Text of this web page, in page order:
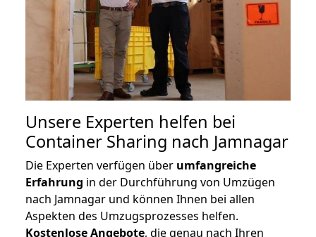
Unsere Experten helfen bei
Container Sharing nach Jamnagar
Die Experten verfügen über umfangreiche
Erfahrung in der Durchführung von Umzügen
nach Jamnagar und können Ihnen bei allen
Aspekten des Umzugsprozesses helfen.
Kostenlose Angebote, die genau nach Ihren